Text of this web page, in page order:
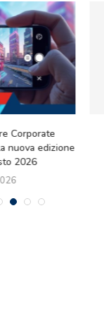
paradosso green:
idee e nuove